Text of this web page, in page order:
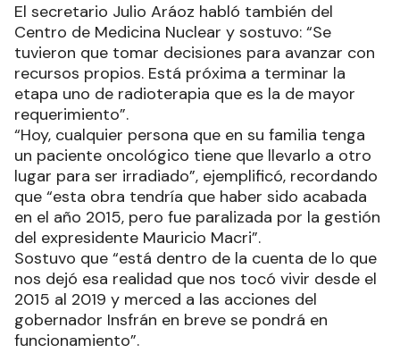
El secretario Julio Aráoz habló también del
Centro de Medicina Nuclear y sostuvo: “Se
tuvieron que tomar decisiones para avanzar con
recursos propios. Está próxima a terminar la
etapa uno de radioterapia que es la de mayor
requerimiento”.
“Hoy, cualquier persona que en su familia tenga
un paciente oncológico tiene que llevarlo a otro
lugar para ser irradiado”, ejemplificó, recordando
que “esta obra tendría que haber sido acabada
en el año 2015, pero fue paralizada por la gestión
del expresidente Mauricio Macri”.
Sostuvo que “está dentro de la cuenta de lo que
nos dejó esa realidad que nos tocó vivir desde el
2015 al 2019 y merced a las acciones del
gobernador Insfrán en breve se pondrá en
funcionamiento”.